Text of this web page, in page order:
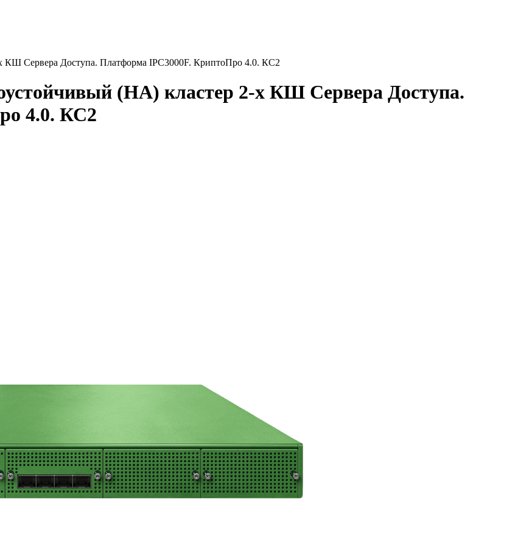
Сервера Доступа. Платформа IPC3000F. КриптоПро 4.0. КС2
(HA) кластер 2-х КШ Сервера Доступа.
4.0. КС2